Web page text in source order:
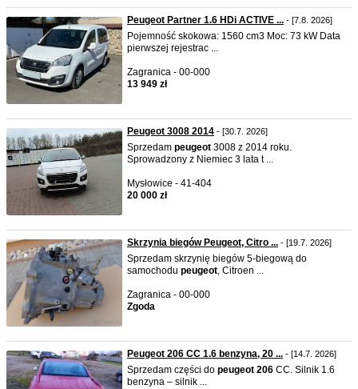
Peugeot Partner 1.6 HDi ACTIVE ... - [7.8. 2026]
Pojemność skokowa: 1560 cm3 Moc: 73 kW Data
pierwszej rejestrac ...
Zagranica - 00-000
13 949 zł
Peugeot 3008 2014 - [30.7. 2026]
Sprzedam peugeot 3008 z 2014 roku.
Sprowadzony z Niemiec 3 lata t ...
Mysłowice - 41-404
20 000 zł
Skrzynia biegów Peugeot, Citro ... - [19.7. 2026]
Sprzedam skrzynię biegów 5-biegową do
samochodu peugeot, Citroen ...
Zagranica - 00-000
Zgoda
Peugeot 206 CC 1.6 benzyna, 20 ... - [14.7. 2026]
Sprzedam części do peugeot 206 CC. Silnik 1.6
benzyna – silnik ...